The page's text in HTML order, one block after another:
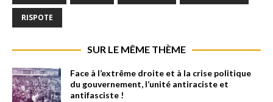
RISPOTE
SUR LE MÊME THÈME
Face à l’extrême droite et à la crise politique
du gouvernement, l’unité antiraciste et
antifasciste !